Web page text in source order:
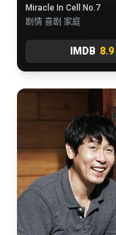
Miracle In Cell No.7
剧情 喜剧 家庭
IMDB 8.9